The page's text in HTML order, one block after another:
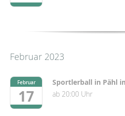
Februar 2023
Februar
17
Sportlerball in Pähl
ab 20:00 Uhr